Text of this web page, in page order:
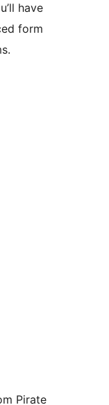
have
form
Pirate